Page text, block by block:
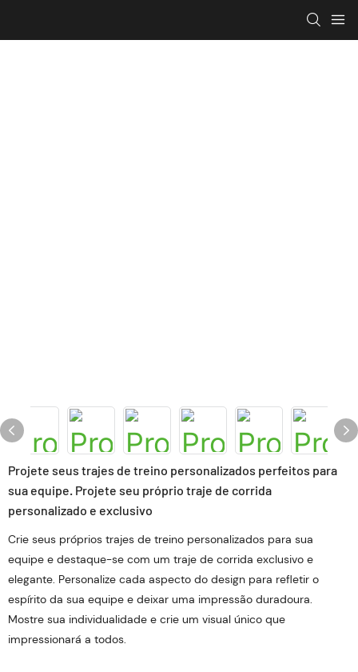
Projete seus trajes de treino personalizados perfeitos para
sua equipe. Projete seu próprio traje de corrida
personalizado e exclusivo
Crie seus próprios trajes de treino personalizados para sua
equipe e destaque-se com um traje de corrida exclusivo e
elegante. Personalize cada aspecto do design para refletir o
espírito da sua equipe e deixar uma impressão duradoura.
Mostre sua individualidade e crie um visual único que
impressionará a todos.